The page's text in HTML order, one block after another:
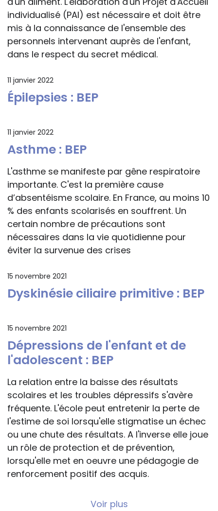
individualisé (PAI) est nécessaire et doit être
mis à la connaissance de l'ensemble des
personnels intervenant auprès de l'enfant,
dans le respect du secret médical.
11 janvier 2022
Épilepsies : BEP
11 janvier 2022
Asthme : BEP
L'asthme se manifeste par gêne respiratoire
importante. C'est la première cause
d’absentéisme scolaire. En France, au moins 10
% des enfants scolarisés en souffrent. Un
certain nombre de précautions sont
nécessaires dans la vie quotidienne pour
éviter la survenue des crises
15 novembre 2021
Dyskinésie ciliaire primitive : BEP
15 novembre 2021
Dépressions de l'enfant et de
l'adolescent : BEP
La relation entre la baisse des résultats
scolaires et les troubles dépressifs s'avère
fréquente. L'école peut entretenir la perte de
l'estime de soi lorsqu'elle stigmatise un échec
ou une chute des résultats. A l'inverse elle joue
un rôle de protection et de prévention,
lorsqu'elle met en oeuvre une pédagogie de
renforcement positif des acquis.
Voir plus